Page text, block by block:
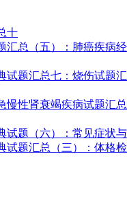
十
汇总（五）：肺癌疾病
试题汇总七：烧伤试题
慢性肾衰竭疾病试题汇
试题（六）：常见症状
试题汇总（三）：体格